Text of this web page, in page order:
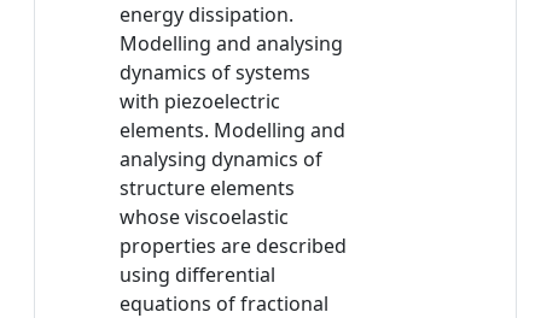
energy dissipation.
Modelling and analysing
dynamics of systems
with piezoelectric
elements. Modelling and
analysing dynamics of
structure elements
whose viscoelastic
properties are described
using differential
equations of fractional